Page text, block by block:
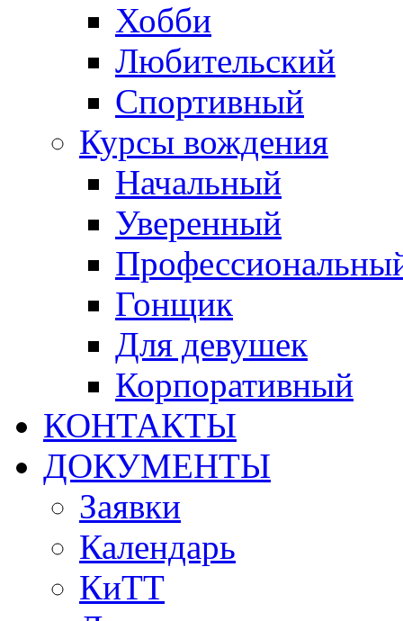
Хобби
Любительский
Спортивный
Курсы вождения
Начальный
Уверенный
Гонщик
Для девушек
Корпоративный
КОНТАКТЫ
ДОКУМЕНТЫ
Заявки
Календарь
КиТТ